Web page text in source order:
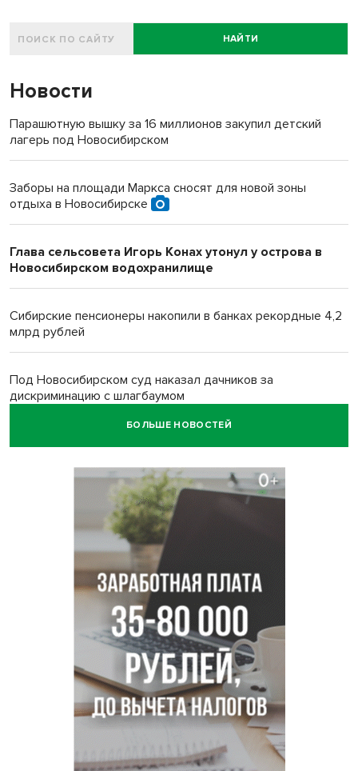
НАЙТИ
Новости
Парашютную вышку за 16 миллионов закупил детский
лагерь под Новосибирском
Заборы на площади Маркса сносят для новой зоны
отдыха в Новосибирске
Глава сельсовета Игорь Конах утонул у острова в
Новосибирском водохранилище
Сибирские пенсионеры накопили в банках рекордные 4,2
млрд рублей
Под Новосибирском суд наказал дачников за
дискриминацию с шлагбаумом
В Убинском живодер застрелил лабрадора гостей из
Родители 10 детей рассказали о подготовке к школе в
Новосибирской области
Цены на бензин снизились в Новосибирской области
к августу-2026
Корабль «Святой апостол Андрей Первозванный» отчалил
от набережной Новосибирска
БОЛЬШЕ НОВОСТЕЙ